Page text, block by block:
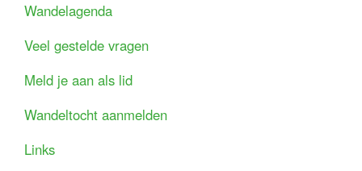
Wandelagenda
Veel gestelde vragen
Meld je aan als lid
Wandeltocht aanmelden
Links